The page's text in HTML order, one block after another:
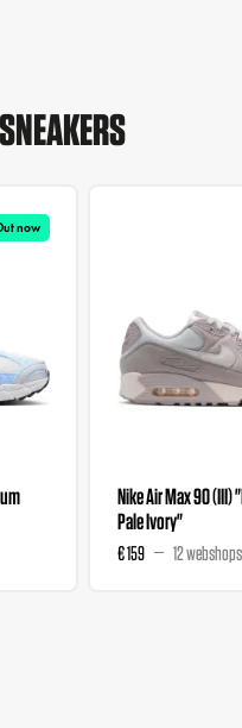
now
Nike Air Max 90 (III)
Pale Ivory"
€ 159 12 webshops